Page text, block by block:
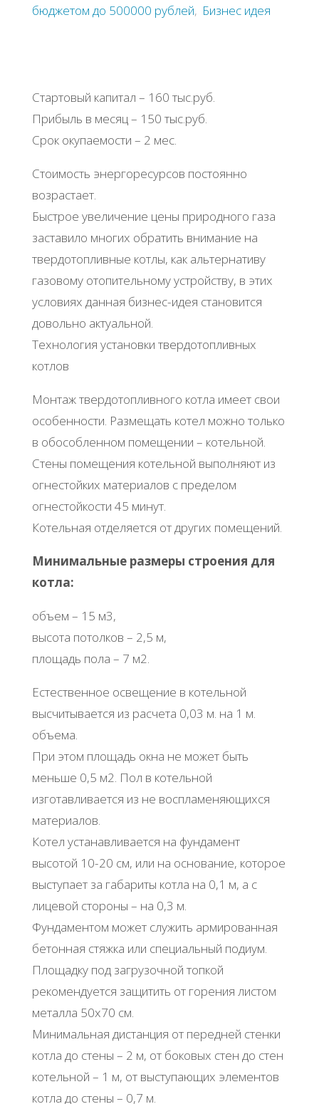
бюджетом до 500000 рублей, Бизнес идея
Стартовый капитал – 160 тыс.руб.
Прибыль в месяц – 150 тыс.руб.
Срок окупаемости – 2 мес.
Стоимость энергоресурсов постоянно
возрастает.
Быстрое увеличение цены природного газа
заставило многих обратить внимание на
твердотопливные котлы, как альтернативу
газовому отопительному устройству, в этих
условиях данная бизнес-идея становится
довольно актуальной.
Технология установки твердотопливных
котлов
Монтаж твердотопливного котла имеет свои
особенности. Размещать котел можно только
в обособленном помещении – котельной.
Стены помещения котельной выполняют из
огнестойких материалов с пределом
огнестойкости 45 минут.
Котельная отделяется от других помещений.
Минимальные размеры строения для
котла:
объем – 15 м3,
высота потолков – 2,5 м,
площадь пола – 7 м2.
Естественное освещение в котельной
высчитывается из расчета 0,03 м. на 1 м.
объема.
При этом площадь окна не может быть
меньше 0,5 м2. Пол в котельной
изготавливается из не воспламеняющихся
материалов.
Котел устанавливается на фундамент
высотой 10-20 см, или на основание, которое
выступает за габариты котла на 0,1 м, а с
лицевой стороны – на 0,3 м.
Фундаментом может служить армированная
бетонная стяжка или специальный подиум.
Площадку под загрузочной топкой
рекомендуется защитить от горения листом
металла 50х70 см.
Минимальная дистанция от передней стенки
котла до стены – 2 м, от боковых стен до стен
котельной – 1 м, от выступающих элементов
котла до стены – 0,7 м.